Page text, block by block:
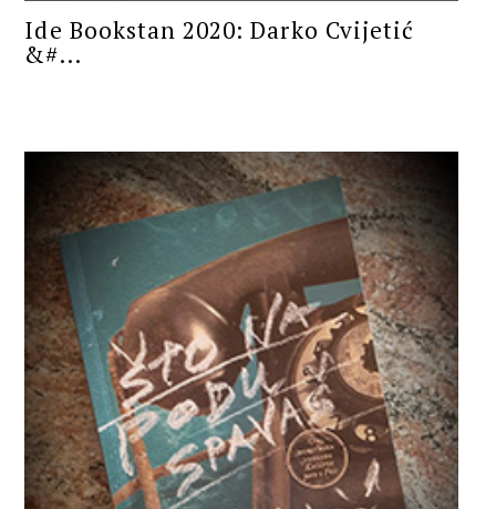
Ide Bookstan 2020: Darko Cvijetić
&#...